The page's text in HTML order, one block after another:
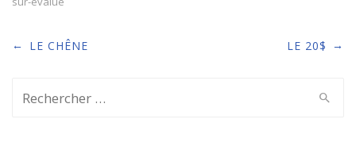
Post
← LE CHÊNE LE 20$ →